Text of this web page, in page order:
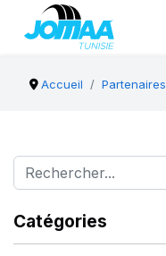
Accueil Partenaires
Catégories